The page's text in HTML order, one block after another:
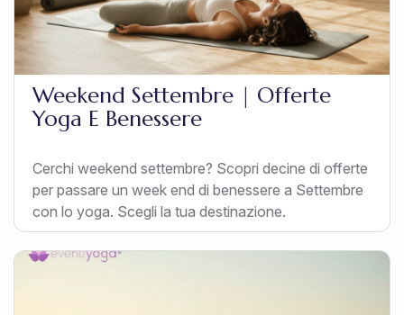
Weekend Settembre | Offerte
Yoga E Benessere
Cerchi weekend settembre? Scopri decine di offerte
per passare un week end di benessere a Settembre
con lo yoga. Scegli la tua destinazione.